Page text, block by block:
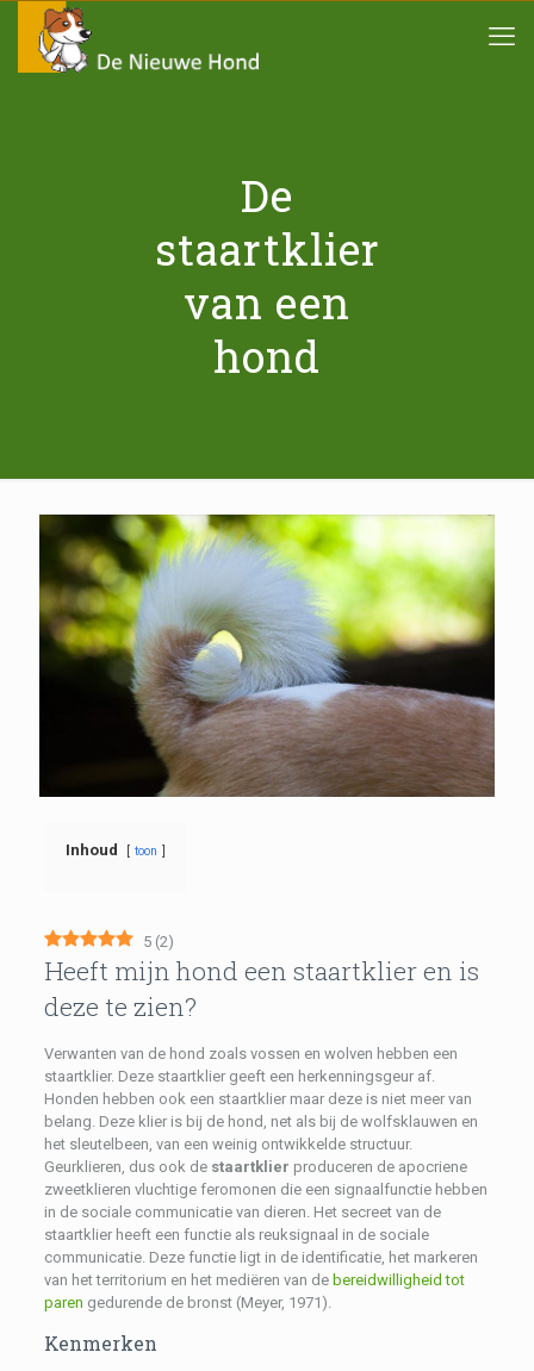
De
staartklier
van een
hond
Inhoud toon
5 (2)
Heeft mijn hond een staartklier en is
deze te zien?
Verwanten van de hond zoals vossen en wolven hebben een
staartklier. Deze staartklier geeft een herkenningsgeur af.
Honden hebben ook een staartklier maar deze is niet meer van
belang. Deze klier is bij de hond, net als bij de wolfsklauwen en
het sleutelbeen, van een weinig ontwikkelde structuur.
Geurklieren, dus ook de staartklier produceren de apocriene
zweetklieren vluchtige feromonen die een signaalfunctie hebben
in de sociale communicatie van dieren. Het secreet van de
staartklier heeft een functie als reuksignaal in de sociale
communicatie. Deze functie ligt in de identificatie, het markeren
van het territorium en het mediëren van de bereidwilligheid tot
paren gedurende de bronst (Meyer, 1971).
Kenmerken